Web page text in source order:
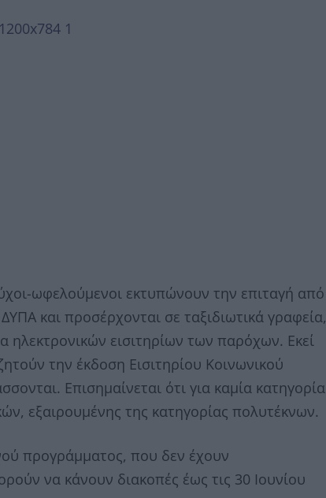
ωφελούμενοι εκτυπώνουν την επιταγή από
και προσέρχονται σε ταξιδιωτικά γραφεία,
ηλεκτρονικών εισιτηρίων των παρόχων. Εκεί
την έκδοση Εισιτηρίου Κοινωνικού
Επισημαίνεται ότι για καμία κατηγορία
εξαιρουμένης της κατηγορίας πολυτέκνων.
προγράμματος, που δεν έχουν
να κάνουν διακοπές έως τις 30 Ιουνίου